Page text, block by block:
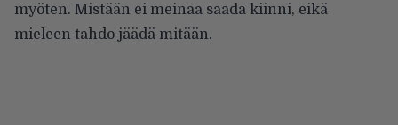
myöten. Mistään ei meinaa saada kiinni, eikä
mieleen tahdo jäädä mitään.